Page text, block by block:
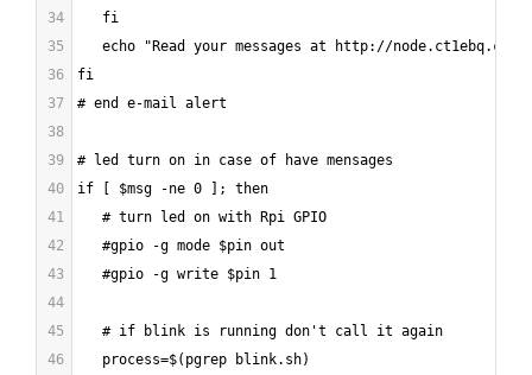
34
   fi
35
echo "Read your messages at http://
36
fi
37
# end e-mail alert
38
39
# led turn on in case of have mensages
40
if [ $msg -ne 0 ]; then
41
   # turn led on with Rpi GPIO
42
   #gpio -g mode $pin out
43
   #gpio -g write $pin 1
44
45
   # if blink is running don't call it again
46
   process=$(pgrep blink.sh)